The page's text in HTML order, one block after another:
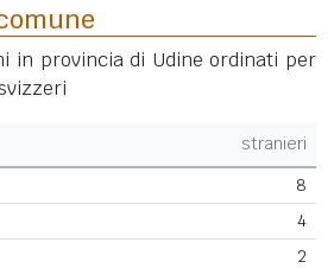
in provincia di Udine ordinati per
stranieri
8
4
2